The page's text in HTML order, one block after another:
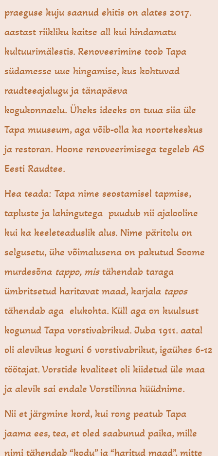
praeguse kuju saanud ehitis on alates 2017.
aastast riikliku kaitse all kui hindamatu
kultuurimälestis. Renoveerimine toob Tapa
südamesse uue hingamise, kus kohtuvad
raudteeajalugu ja tänapäeva
kogukonnaelu. Üheks ideeks on tuua siia üle
Tapa muuseum, aga võib-olla ka noortekeskus
ja restoran. Hoone renoveerimisega tegeleb AS
Eesti Raudtee.
Hea teada: Tapa nime seostamisel tapmise,
tapluste ja lahingutega puudub nii ajalooline
kui ka keeleteaduslik alus. Nime päritolu on
selgusetu, ühe võimalusena on pakutud Soome
murdesõna tappo, mistähendab taraga
ümbritsetud haritavat maad, karjala tapos
tähendab aga elukohta. Küll aga on kuulsust
kogunud Tapa vorstivabrikud. Juba 1911. aatal
oli alevikus koguni 6 vorstivabrikut, igaühes 6-12
töötajat. Vorstide kvaliteet oli kiidetud üle maa
ja alevik sai endale Vorstilinna hüüdnime.
Nii et järgmine kord, kui rong peatub Tapa
jaama ees, tea, et oled saabunud paika, mille
nimi tähendab “kodu” ja “haritud maad”, mitte